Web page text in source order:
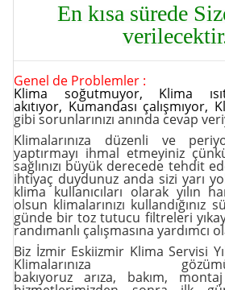
En kısa sürede
Genel de Problemler :
Klima soğutmuyor, Klima
akıtıyor, Kumandası çalışmıyor,
gibi sorunlarınızı anında cevap
Klimalarınıza düzenli ve
yaptırmayı ihmal etmeyiniz
sağlınızı büyük derecede tehdit
ihtiyaç duydunuz anda sizi yarı
klima kullanıcıları olarak yılın
olsun klimalarınızı kullandığınız
günde bir toz tutucu filtreleri
randımanlı çalışmasına yardımcı
Biz İzmir Eskiizmir Klima Servisi
Klimalarınıza
bakıyoruz arıza, bakım,